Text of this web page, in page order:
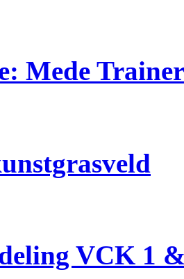
Mede
VCK 1